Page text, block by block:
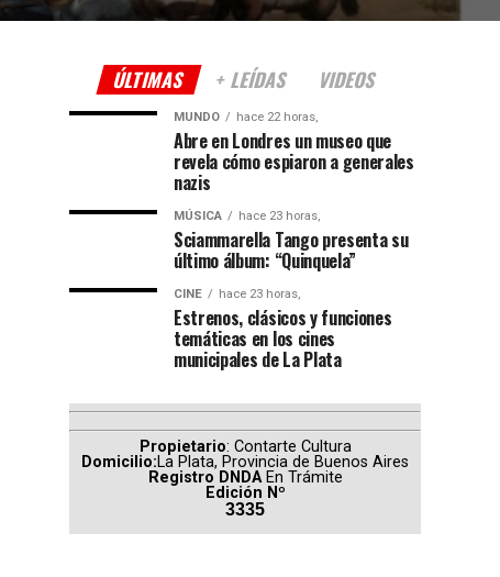
ÚLTIMAS + LEÍDAS VIDEOS
MUNDO hace 22 horas,
Abre en Londres un museo que
revela cómo espiaron a generales
nazis
MÚSICA hace 23 horas,
Sciammarella Tango presenta su
último álbum: “Quinquela”
CINE hace 23 horas,
Estrenos, clásicos y funciones
temáticas en los cines
municipales de La Plata
Propietario: Contarte Cultura
Domicilio:La Plata, Provincia de Buenos Aires
Registro DNDA En Trámite
Edición Nº
3335